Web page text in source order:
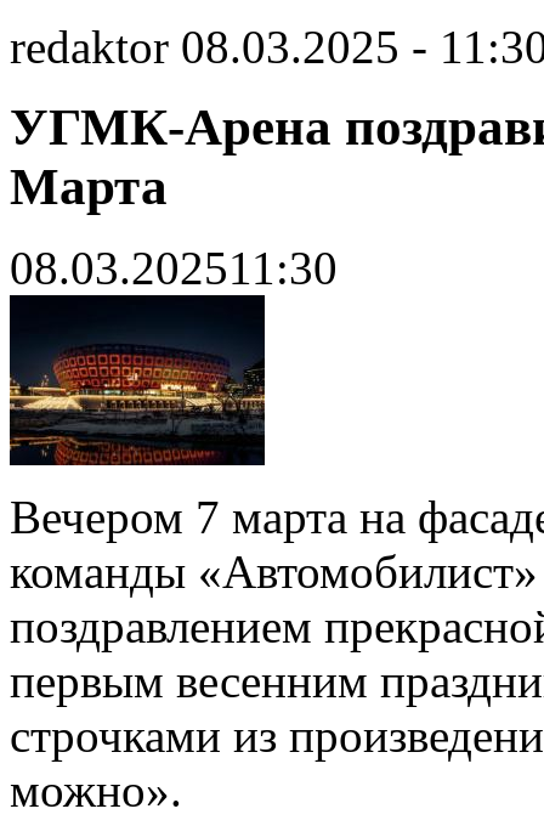
redaktor 08.03.2025 -
УГМК-Арена
Марта
08.03.202511:30
Вечером 7 марта на
команды
поздравлением
первым весенним
строчками из
можно».